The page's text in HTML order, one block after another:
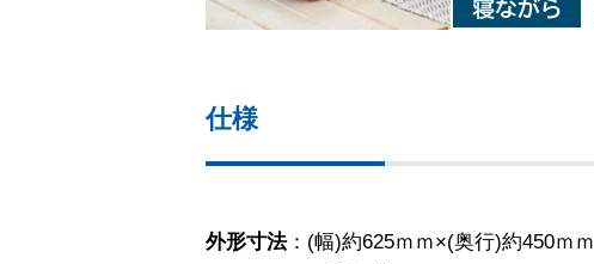
仕様
外形寸法：(幅)約625ｍｍ×(奥行)約450ｍｍ